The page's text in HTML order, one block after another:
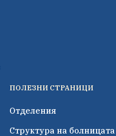
ПОЛЕЗНИ СТРАНИЦИ
Отделения
Структура на болницата